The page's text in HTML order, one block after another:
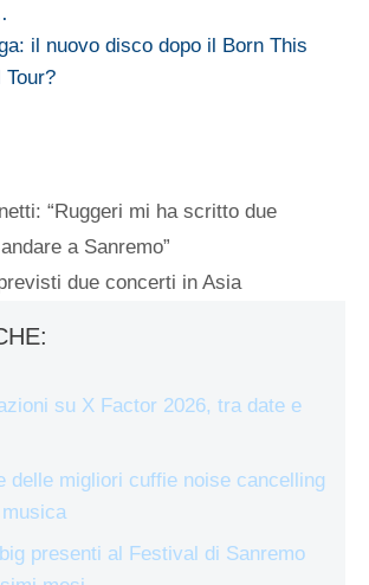
il nuovo disco dopo il Born This
Tour?
“Ruggeri mi ha scritto due
a Sanremo”
due concerti in Asia
su X Factor 2026, tra date e
delle migliori cuffie noise cancelling
presenti al Festival di Sanremo